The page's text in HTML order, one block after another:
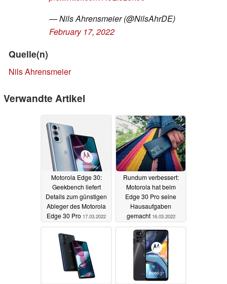
— Nils Ahrensmeier (@NilsAhrDE)
February 17, 2022
Quelle(n)
Nils Ahrensmeier
Verwandte Artikel
Motorola Edge 30:
Geekbench liefert
Details zum günstigen
Ableger des Motorola
Edge 30 Pro 17.03.2022
Rundum verbessert:
Motorola hat beim
Edge 30 Pro seine
Hausaufgaben
gemacht 16.03.2022